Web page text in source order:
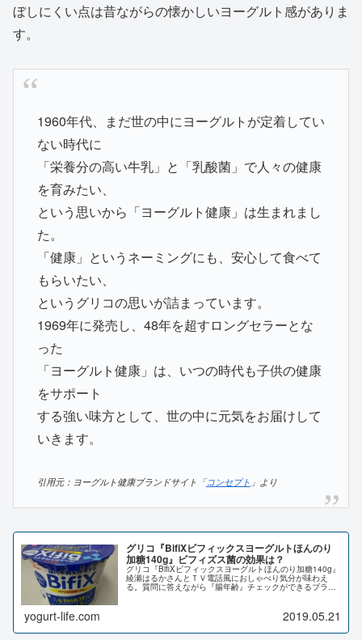
ぼしにくい点は昔ながらの懐かしいヨーグルト感がありま
す。
1960年代、まだ世の中にヨーグルトが定着してい
ない時代に
「栄養分の高い牛乳」と「乳酸菌」で人々の健康
を育みたい、
という思いから「ヨーグルト健康」は生まれまし
た。
「健康」というネーミングにも、安心して食べて
もらいたい、
というグリコの思いが詰まっています。
1969年に発売し、48年を超すロングセラーとな
った
「ヨーグルト健康」は、いつの時代も子供の健康
をサポート
する強い味方として、世の中に元気をお届けして
いきます。
引用元：ヨーグルト健康ブランドサイト「コンセプト 」より
グリコ『BifiXビフィックスヨーグルトほんのり
加糖140g』ビフィズス菌の効果は？
グリコ『BifiXビフィックスヨーグルトほんのり加糖140g』
綾瀬はるかさんとＴＶ電話風におしゃべり気分が味わえ
る。質問に答えながら『腸年齢』チェックができるブラン
yogurt-life.com 2019.05.21